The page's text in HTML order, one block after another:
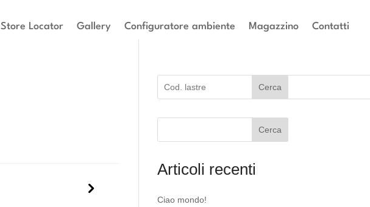
Store Locator Gallery Configuratore ambiente Magazzino Contatti
Cerca
Cerca
Articoli recenti
Ciao mondo!